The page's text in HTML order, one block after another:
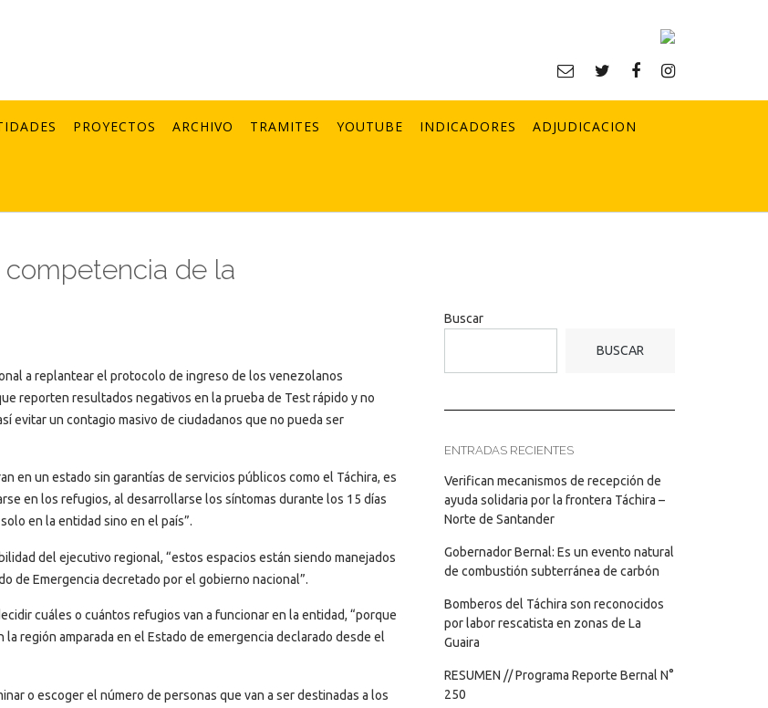
PROYECTOS ARCHIVO TRAMITES YOUTUBE INDICADORES ADJUDICACION
de la
a replantear el protocolo de ingreso de los venezolanos
reporten resultados negativos en la prueba de Test rápido y no
evitar un contagio masivo de ciudadanos que no pueda ser
en un estado sin garantías de servicios públicos como el Táchira, es
en los refugios, al desarrollarse los síntomas durante los 15 días
en la entidad sino en el país”.
del ejecutivo regional, “estos espacios están siendo manejados
de Emergencia decretado por el gobierno nacional”.
cuáles o cuántos refugios van a funcionar en la entidad, “porque
región amparada en el Estado de emergencia declarado desde el
o escoger el número de personas que van a ser destinadas a los
Buscar
BUSCAR
ENTRADAS RECIENTES
Verifican mecanismos de recepción de
ayuda solidaria por la frontera Táchira –
Norte de Santander
Gobernador Bernal: Es un evento natural
de combustión subterránea de carbón
Bomberos del Táchira son reconocidos
por labor rescatista en zonas de La
Guaira
RESUMEN // Programa Reporte Bernal N°
250